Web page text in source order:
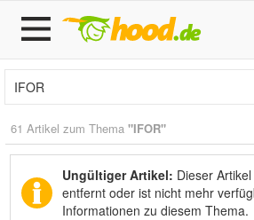
61 Artikel zum Thema "IFOR"
Ungültiger Artikel: Dieser
entfernt oder ist nicht mehr
Informationen zu diesem Thema.